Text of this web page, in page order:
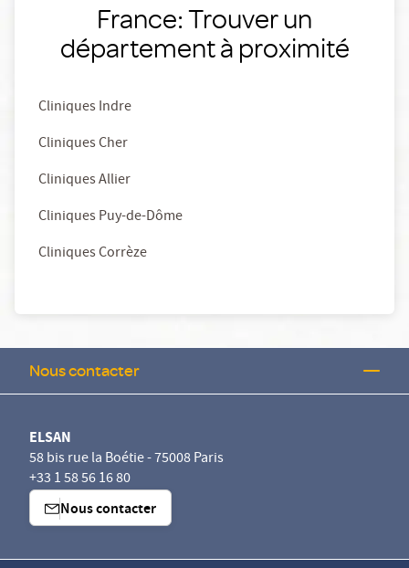
France: Trouver un
département à proximité
Cliniques Indre
Cliniques Cher
Cliniques Allier
Cliniques Puy-de-Dôme
Cliniques Corrèze
Nous contacter
ELSAN
58 bis rue la Boétie - 75008 Paris
+33 1 58 56 16 80
Nous contacter